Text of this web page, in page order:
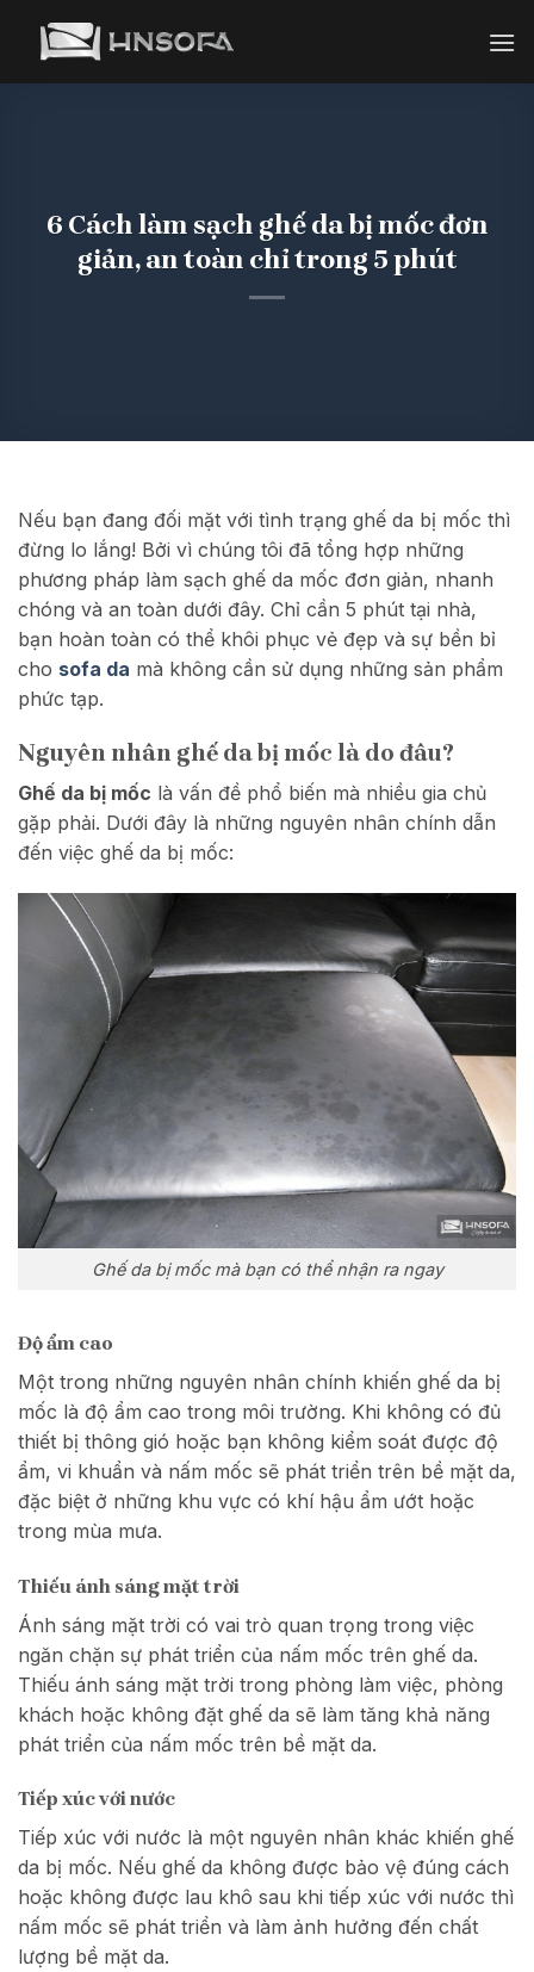
6 Cách làm sạch ghế da bị mốc đơn
giản, an toàn chỉ trong 5 phút
Nếu bạn đang đối mặt với tình trạng ghế da bị mốc thì
đừng lo lắng! Bởi vì chúng tôi đã tổng hợp những
phương pháp làm sạch ghế da mốc đơn giản, nhanh
chóng và an toàn dưới đây. Chỉ cần 5 phút tại nhà,
bạn hoàn toàn có thể khôi phục vẻ đẹp và sự bền bỉ
cho sofa da mà không cần sử dụng những sản phẩm
phức tạp.
Nguyên nhân ghế da bị mốc là do đâu?
Ghế da bị mốc là vấn đề phổ biến mà nhiều gia chủ
gặp phải. Dưới đây là những nguyên nhân chính dẫn
đến việc ghế da bị mốc:
Ghế da bị mốc mà bạn có thể nhận ra ngay
Độ ẩm cao
Một trong những nguyên nhân chính khiến ghế da bị
mốc là độ ẩm cao trong môi trường. Khi không có đủ
thiết bị thông gió hoặc bạn không kiểm soát được độ
ẩm, vi khuẩn và nấm mốc sẽ phát triển trên bề mặt da,
đặc biệt ở những khu vực có khí hậu ẩm ướt hoặc
trong mùa mưa.
Thiếu ánh sáng mặt trời
Ánh sáng mặt trời có vai trò quan trọng trong việc
ngăn chặn sự phát triển của nấm mốc trên ghế da.
Thiếu ánh sáng mặt trời trong phòng làm việc, phòng
khách hoặc không đặt ghế da sẽ làm tăng khả năng
phát triển của nấm mốc trên bề mặt da.
Tiếp xúc với nước
Tiếp xúc với nước là một nguyên nhân khác khiến ghế
da bị mốc. Nếu ghế da không được bảo vệ đúng cách
hoặc không được lau khô sau khi tiếp xúc với nước thì
nấm mốc sẽ phát triển và làm ảnh hưởng đến chất
lượng bề mặt da.